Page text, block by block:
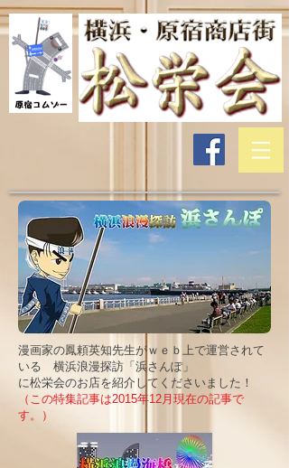
漫画家の鳳頼英知先生がｗｅｂ上で運営されて
いる 横浜浪漫探訪「浜さんぽ」
に松栄会のお店を紹介してくださいました！
（この特集記事は2015年12月現在の記事で
す。）